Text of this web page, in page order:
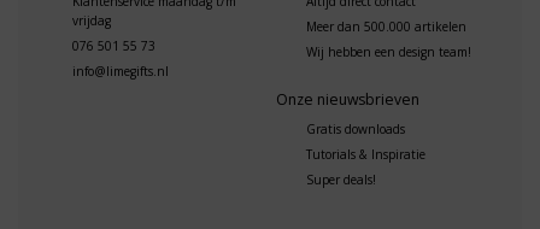
vrijdag
076 501 55 73
info@limegifts.nl
Meer dan 500.000 artikelen
Wij hebben een design team!
Onze nieuwsbrieven
Gratis downloads
Tutorials & Inspiratie
Super deals!